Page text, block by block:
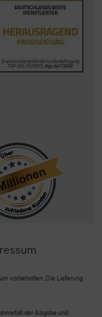
vorbehalten. Die Lieferung
der Abgabe und